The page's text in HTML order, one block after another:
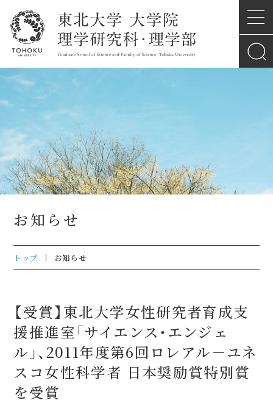
お知らせ
トップ お知らせ
【受賞】東北大学女性研究者育成支
援推進室「サイエンス・エンジェ
ル」、2011年度第6回ロレアル－ユネ
スコ女性科学者 日本奨励賞特別賞
を受賞